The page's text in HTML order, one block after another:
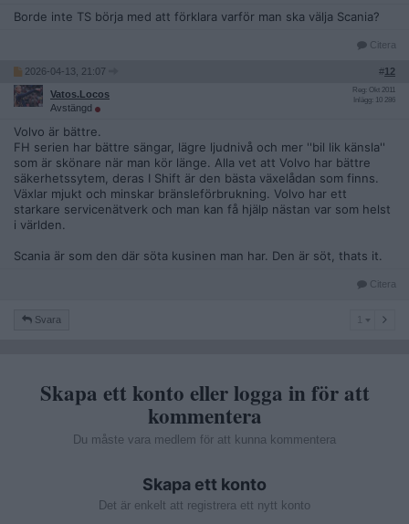
Borde inte TS börja med att förklara varför man ska välja Scania?
Citera
2026-04-13, 21:07 #12
Vatos.Locos
Avstängd
Reg: Okt 2011
Inlägg: 10 286
Volvo är bättre.
FH serien har bättre sängar, lägre ljudnivå och mer ''bil lik känsla''
som är skönare när man kör länge. Alla vet att Volvo har bättre
säkerhetssytem, deras I Shift är den bästa växelådan som finns.
Växlar mjukt och minskar bränsleförbrukning. Volvo har ett
starkare servicenätverk och man kan få hjälp nästan var som helst
i världen.
Scania är som den där söta kusinen man har. Den är söt, thats it.
Citera
Svara
Skapa ett konto eller logga in för att
kommentera
Du måste vara medlem för att kunna kommentera
Skapa ett konto
Det är enkelt att registrera ett nytt konto